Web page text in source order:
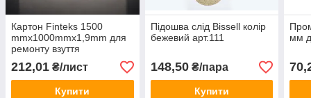
Картон Finteks 1500
mmx1000mmx1,9mm для
ремонту взуття
212,01 ₴/лист
Купити
Підошва слід Bissell колір
бежевий арт.111
148,50₴/пара
Купити
мм